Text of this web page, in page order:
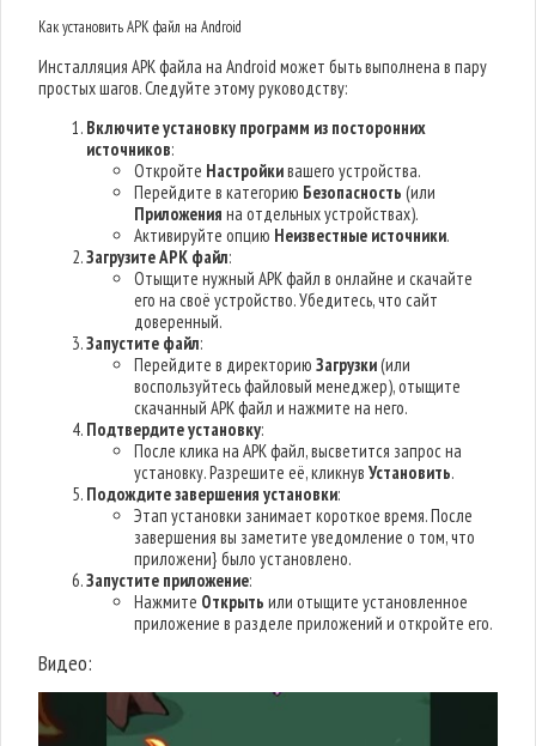
Как установить APK файл на Android
Инсталляция APK файла на Android может быть выполнена в пару
простых шагов. Следуйте этому руководству:
Включите установку программ из посторонних
источников:
Откройте Настройкивашего устройства.
Перейдите в категорию Безопасность (или
Приложения на отдельных устройствах).
Активируйте опцию Неизвестные источники.
Загрузите APK файл:
Отыщите нужный APK файл в онлайне и скачайте
его на своё устройство. Убедитесь, что сайт
доверенный.
Запустите файл:
Перейдите в директориюЗагрузки(или
воспользуйтесь файловый менеджер), отыщите
скачанный APK файл и нажмите на него.
Подтвердите установку:
После клика на APK файл, высветится запрос на
установку. Разрешите её, кликнувУстановить.
Подождите завершения установки:
Этап установки занимает короткое время. После
завершения вы заметите уведомление о том, что
приложени} было установлено.
Запустите приложение:
Нажмите Открыть или отыщите установленное
приложение в разделе приложений и откройте его.
Видео: